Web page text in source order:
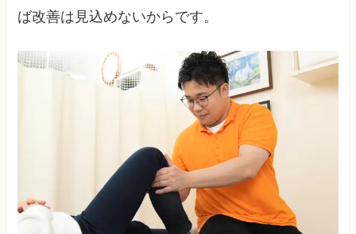
ば改善は見込めないからです。